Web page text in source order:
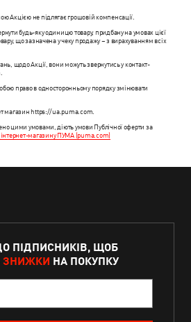
Акцією не підлягає грошовій компенсації.
будь-яку одиницю товару, придбану на умовах цієї
що зазначена у чеку продажу – з вирахуванням всіх
щодо Акції, вони можуть звернутись у контакт-
право в односторонньому порядку змінювати
магазин https://ua.puma.com.
цими умовами, діють умови Публічної оферти за
магазину ПУМА (puma.com)
ПІДПИСНИКІВ, ЩОБ
ЗНИЖКИ НА ПОКУПКУ